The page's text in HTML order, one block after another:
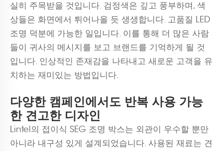
실히 주목받을 것입니다. 검정색은 깊고 풍부하며, 색
상들은 화면에서 튀어나올 듯 생생합니다. 고품질 LED
조명 덕분에 가능한 일입니다. 이를 통해 더 많은 사람
들이 귀사의 메시지를 보고 브랜드를 기억하게 될 것
입니다. 인상적인 존재감을 나타내고 새로운 고객을 유
치하는 재미있는 방법입니다.
다양한 캠페인에서도 반복 사용 가능
한 견고한 디자인
Lintel의 접이식 SEG 조명 박스는 외관이 우수할 뿐만
아니라 내구성 있게 설계되었습니다. 사용된 재료는 견